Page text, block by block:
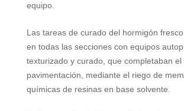
equipo.
Las tareas de curado del hormigón
en todas las secciones con equipos
texturizado y curado, que completaban el
pavimentación, mediante el riego de
químicas de resinas en base solvente.